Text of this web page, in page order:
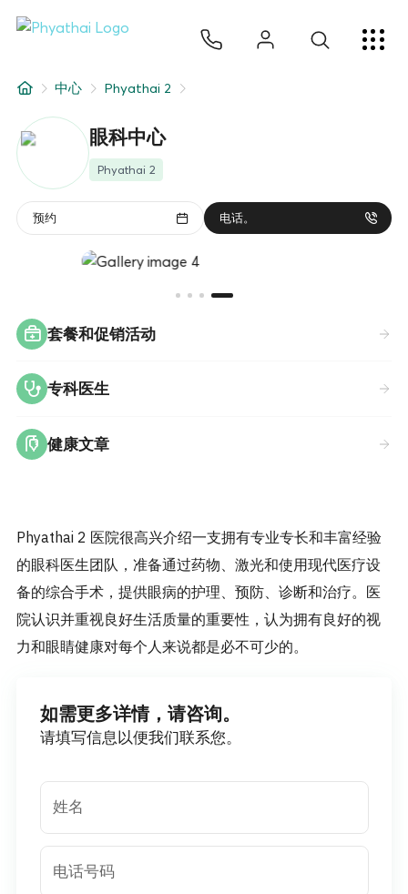
关于我们
医院分院
中心 Phyathai 2
眼科中心
Phyathai 2
预约 电话。
套餐和促销活动
专科医生
健康文章
Phyathai 2 医院很高兴介绍一支拥有专业专长和丰富经验
的眼科医生团队，准备通过药物、激光和使用现代医疗设
备的综合手术，提供眼病的护理、预防、诊断和治疗。医
院认识并重视良好生活质量的重要性，认为拥有良好的视
力和眼睛健康对每个人来说都是必不可少的。
如需更多详情，请咨询。
请填写信息以便我们联系您。
姓名
电话号码